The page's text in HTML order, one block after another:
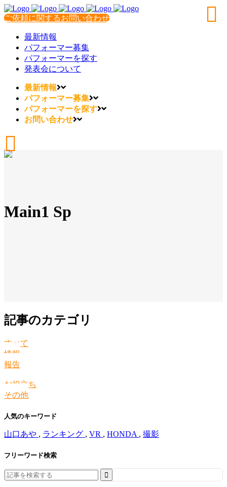
ご依頼に関するお問い合わせ
最新情報
パフォーマー募集
パフォーマーを探す
発表会について
最新情報
パフォーマー募集
パフォーマーを探す
お問い合わせ
Main1 Sp
記事のカテゴリ
すべて
情報
報告
お役立ち
その他
人気のキーワード
山口あや , ランキング , VR , HONDA , 撮影
フリーワード検索
Search
for: